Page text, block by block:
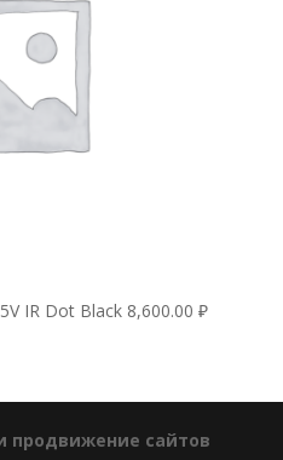
IR Dot Black 8,600.00 ₽
продвижение сайтов